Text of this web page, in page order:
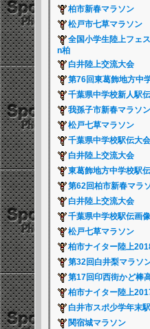
柏市新春マラソン
松戸市七草マラソン
全国小学生陸上フェ
n柏
白井陸上交流大会
第76回東葛飾地方中
千葉県中学校新人駅
我孫子市新春マラソ
松戸七草マラソン
千葉県中学校駅伝大会
白井陸上交流大会
東葛飾地方中学校駅
第62回柏市新春マラ
白井陸上交流大会
千葉県中学校駅伝画像
松戸七草マラソン
柏市ナイター陸上
第32回白井梨マラソ
第17回印西街かど棒
柏市ナイター陸上
白井市スポ少学年末
関宿城マラソン